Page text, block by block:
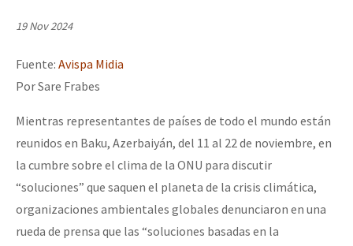
Megaproyectos
Migración
Presos
Mujeres
Dia 1: Encontro “Guerra contra a Humanidade”
[CDMX – 20 julio] Jornadas globales por la libertad de Jesús
“Sonhando a Terra do Bem Virá” se publica no Estado Espanhol
19 Nov 2024
Fuente: Avispa Midia
Por Sare Frabes
Mientras representantes de países de todo el mundo están
reunidos en Baku, Azerbaiyán, del 11 al 22 de noviembre, en
la cumbre sobre el clima de la ONU para discutir
“soluciones” que saquen el planeta de la crisis climática,
organizaciones ambientales globales denunciaron en una
rueda de prensa que las “soluciones basadas en la